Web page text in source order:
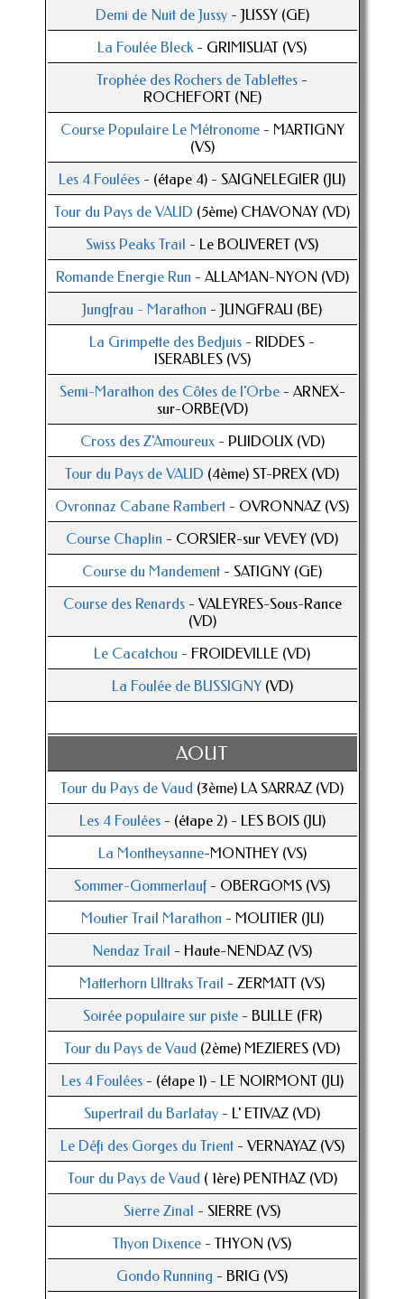
Demi de Nuit de Jussy- JUSSY (GE)
La Foulée Bleck- GRIMISUAT (VS)
Trophée des Rochers de Tablettes -
ROCHEFORT (NE)
Course Populaire Le Métronome- MARTIGNY
(VS)
Les 4 Foulées - (étape 4) - SAIGNELEGIER (JU)
Tour du Pays de VAUD (5ème) CHAVONAY (VD)
Swiss Peaks Trail - Le BOUVERET (VS)
Romande Energie Run - ALLAMAN-NYON (VD)
Jungfrau - Marathon - JUNGFRAU (BE)
La Grimpette des Bedjuis - RIDDES -
ISERABLES (VS)
Semi-Marathon des Côtes de l'Orbe- ARNEX-
sur-ORBE(VD)
Cross des Z'Amoureux- PUIDOUX (VD)
Tour du Pays de VAUD (4ème) ST-PREX (VD)
Ovronnaz Cabane Rambert - OVRONNAZ (VS)
Course Chaplin - CORSIER-sur VEVEY (VD)
Course du Mandement - SATIGNY (GE)
Course des Renards- VALEYRES-Sous-Rance
(VD)
Le Cacatchou - FROIDEVILLE (VD)
La Foulée de BUSSIGNY(VD)
AOUT
Tour du Pays de Vaud (3ème) LA SARRAZ (VD)
Les 4 Foulées - (étape 2) - LES BOIS (JU)
La Montheysanne-MONTHEY (VS)
Sommer-Gommerlauf - OBERGOMS (VS)
Moutier Trail Marathon - MOUTIER (JU)
Nendaz Trail - Haute-NENDAZ (VS)
Matterhorn Ultraks Trail - ZERMATT (VS)
Soirée populaire sur piste- BULLE (FR)
Tour du Pays de Vaud (2ème) MEZIERES (VD)
Les 4 Foulées - (étape 1) - LE NOIRMONT (JU)
Supertrail du Barlatay - L' ETIVAZ (VD)
Le Défi des Gorges du Trient- VERNAYAZ (VS)
Tour du Pays de Vaud ( 1ère) PENTHAZ (VD)
Sierre Zinal - SIERRE (VS)
Thyon Dixence - THYON (VS)
Gondo Running - BRIG (VS)